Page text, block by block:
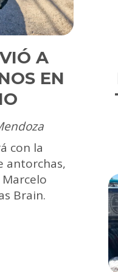
A
EN
con la
antorchas,
Brain.